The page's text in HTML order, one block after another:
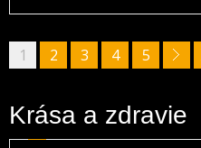
1 2 3 4 5
Krása a zdravie